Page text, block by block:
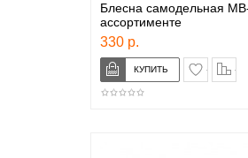
Блесна самодельная
ассортименте
330 р.
в